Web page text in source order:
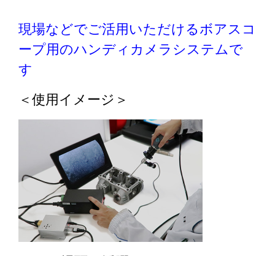
現場などでご活用いただけるボアスコ
ープ用のハンディカメラシステムで
す
＜使用イメージ＞